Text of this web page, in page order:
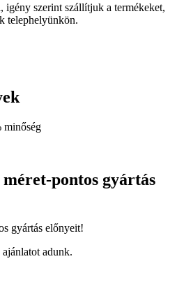
szerint szállítjuk a termékeket,
telephelyünkön.
minőség
méret-pontos gyártás
gyártás előnyeit!
adunk.